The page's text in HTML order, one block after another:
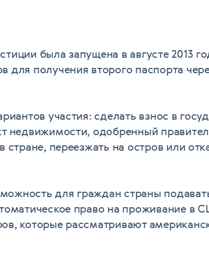
была запущена в августе 2013
для получения второго паспорта
участия: сделать взнос в
недвижимости, одобренный
переезжать на остров или
для граждан страны
право на проживание в
которые рассматривают